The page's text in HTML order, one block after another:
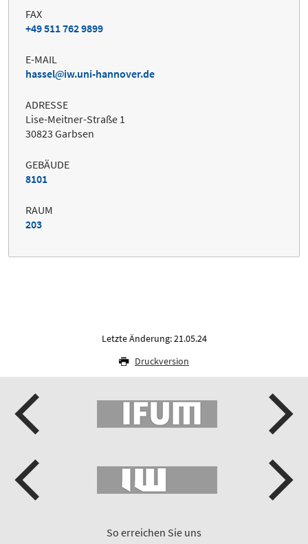
FAX
+49 511 762 9899
E-MAIL
hassel
iw.uni-hannover.de
ADRESSE
Lise-Meitner-Straße 1
30823 Garbsen
GEBÄUDE
8101
RAUM
203
Letzte Änderung: 21.05.24
Druckversion
So erreichen Sie uns